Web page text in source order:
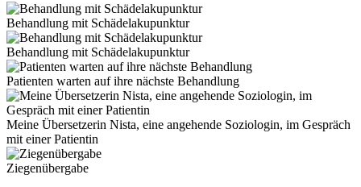
Behandlung mit Schädelakupunktur
Behandlung mit Schädelakupunktur
Patienten warten auf ihre nächste Behandlung
Meine Übersetzerin Nista, eine angehende Soziologin, im Gespräch
mit einer Patientin
Ziegenübergabe